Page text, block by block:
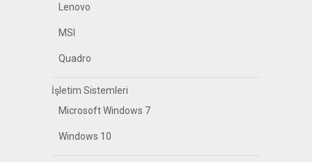
Lenovo
MSI
Quadro
İşletim Sistemleri
Microsoft Windows 7
Windows 10